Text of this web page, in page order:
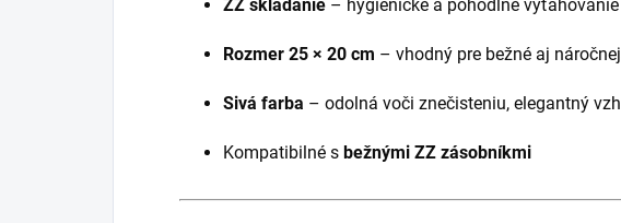
ZZ skladanie – hygienické a pohodlné vyťahovanie
Rozmer 25 × 20 cm – vhodný pre bežné aj
Sivá farba – odolná voči znečisteniu, elegantný
Kompatibilné s bežnými ZZ zásobníkmi